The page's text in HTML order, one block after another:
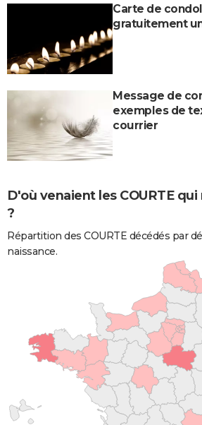
Carte de
gratuitement
Message de
exemples de
courrier
D'où venaient les COURTE
?
Répartition des COURTE décédés par
naissance.